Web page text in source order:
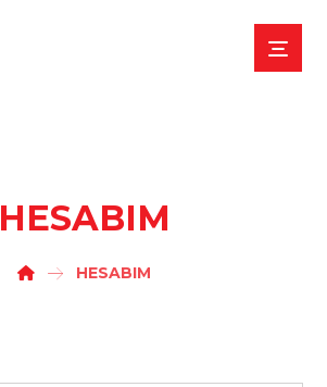
HESABIM
HESABIM